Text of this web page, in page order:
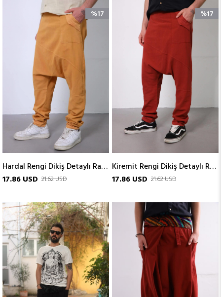
Hardal Rengi Dikiş Detaylı Raj Şalvar
17.86 USD 21.62 USD
%17
Kiremit Rengi Dikiş Detaylı Raj Şalvar
17.86 USD 21.62 USD
%17